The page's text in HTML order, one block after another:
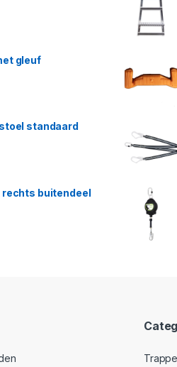
gleuf
standaard
rechts buitendeel